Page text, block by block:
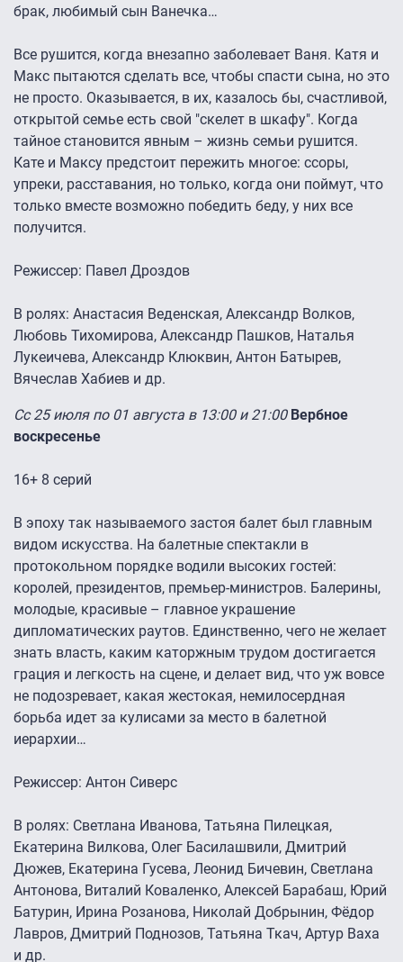
брак, любимый сын Ванечка…
Все рушится, когда внезапно заболевает Ваня. Катя и
Макс пытаются сделать все, чтобы спасти сына, но это
не просто. Оказывается, в их, казалось бы, счастливой,
открытой семье есть свой "скелет в шкафу". Когда
тайное становится явным – жизнь семьи рушится.
Кате и Максу предстоит пережить многое: ссоры,
упреки, расставания, но только, когда они поймут, что
только вместе возможно победить беду, у них все
получится.
Режиссер: Павел Дроздов
В ролях: Анастасия Веденская, Александр Волков,
Любовь Тихомирова, Александр Пашков, Наталья
Лукеичева, Александр Клюквин, Антон Батырев,
Вячеслав Хабиев и др.
Сс 25 июля по 01 августа в 13:00 и 21:00 Вербное
воскресенье
16+ 8 серий
В эпоху так называемого застоя балет был главным
видом искусства. На балетные спектакли в
протокольном порядке водили высоких гостей:
королей, президентов, премьер-министров. Балерины,
молодые, красивые – главное украшение
дипломатических раутов. Единственно, чего не желает
знать власть, каким каторжным трудом достигается
грация и лeгкость на сцене, и делает вид, что уж вовсе
не подозревает, какая жестокая, немилосердная
борьба идет за кулисами за место в балетной
иерархии…
Режиссер: Антон Сиверс
В ролях: Светлана Иванова, Татьяна Пилецкая,
Екатерина Вилкова, Олег Басилашвили, Дмитрий
Дюжев, Екатерина Гусева, Леонид Бичевин, Светлана
Антонова, Виталий Коваленко, Алексей Барабаш, Юрий
Батурин, Ирина Розанова, Николай Добрынин, Фёдор
Лавров, Дмитрий Поднозов, Татьяна Ткач, Артур Ваха
и др.